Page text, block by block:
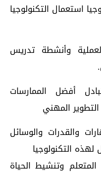
استعمال التكنولوجيا
وأنشطة تدريس
أفضل الممارسات
المهني
والقدرات والوسائل
التكنولوجيا
وتنشيط الحياة